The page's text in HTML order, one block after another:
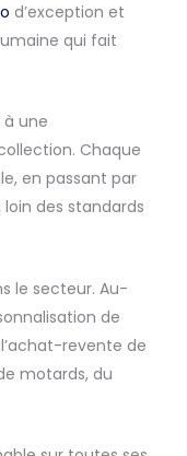
d’exception et
qui fait
à une
Chaque
en passant par
des standards
le secteur. Au-
de
revente de
motards, du